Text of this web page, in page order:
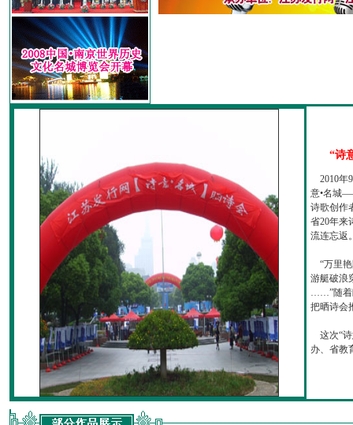
“诗
2010年
意•名城
诗歌创作
省20年来
流连忘返
“万里艳
游艇破浪
……”随着
把晒诗会
这次“诗
办、省教